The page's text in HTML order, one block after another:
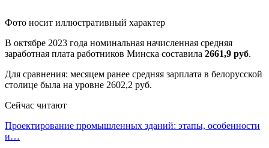
Фото носит иллюстративный характер
В октябре 2023 года номинальная начисленная средняя
заработная плата работников Минска составила 2661,9 руб.
Для сравнения: месяцем ранее средняя зарплата в белорусской
столице была на уровне 2602,2 руб.
Сейчас читают
Проектирование промышленных зданий: этапы, особенности
и…